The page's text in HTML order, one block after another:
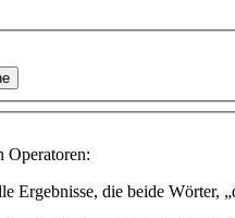
Operatoren:
Ergebnisse, die beide Wörter,